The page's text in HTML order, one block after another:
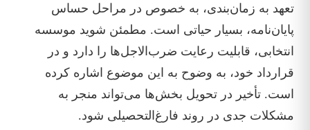
تعهد به زمان‌بندی، به خصوص در مراحل حساس
پایان‌نامه، بسیار حیاتی است. مطمئن شوید موسسه
انتخابی، قابلیت رعایت ضرب‌الاجل‌ها را دارد و در
قرارداد خود، به وضوح به این موضوع اشاره کرده
است. تأخیر در تحویل بخش‌ها می‌تواند منجر به
مشکلات جدی در روند فارغ‌التحصیلی شود.